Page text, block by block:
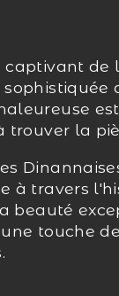
captivant
trouver la
à travers
beauté
touche